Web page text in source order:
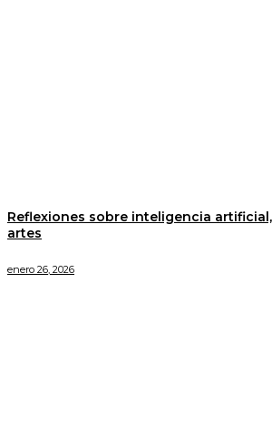
Reflexiones sobre inteligencia
artes
enero 26, 2026